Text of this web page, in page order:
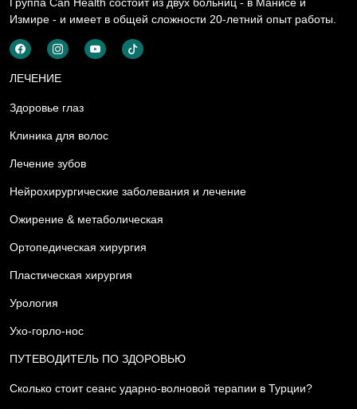
Измире - и имеет в общей сложности 20-летний опыт работы.
ЛЕЧЕНИЕ
Здоровье глаз
Клиника для волос
Лечение зубов
Нейрохирургические заболевания и лечение
Ожирение & метаболическая
Ортопедическая хирургия
Пластическая хирургия
Урология
Ухо-горло-нос
ПУТЕВОДИТЕЛЬ ПО ЗДОРОВЬЮ
Сколько стоит сеанс ударно-волновой терапии в Турции?